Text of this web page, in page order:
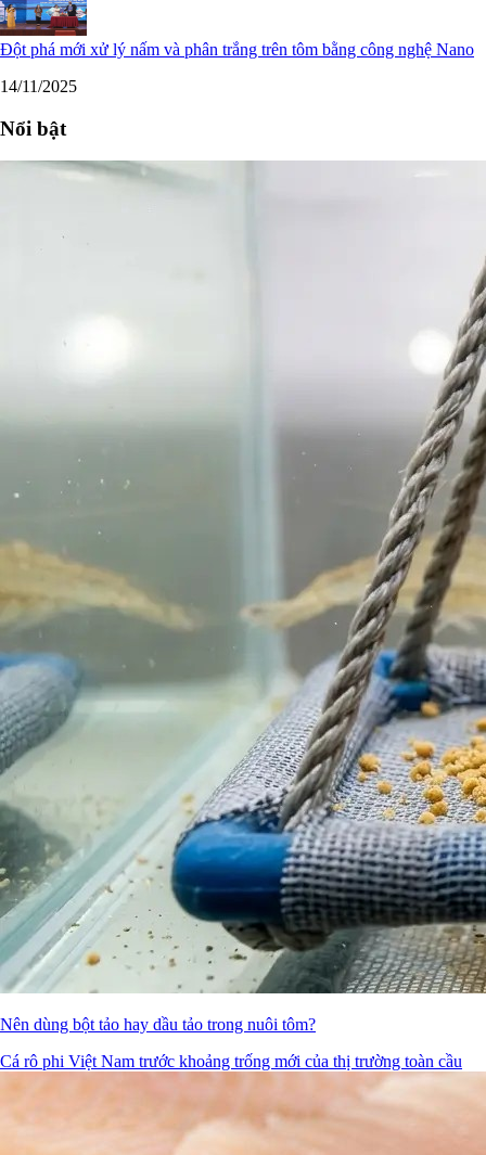
Đột phá mới xử lý nấm và phân trắng trên tôm bằng công nghệ Nano
14/11/2025
Nổi bật
Nên dùng bột tảo hay dầu tảo trong nuôi tôm?
Cá rô phi Việt Nam trước khoảng trống mới của thị trường toàn cầu